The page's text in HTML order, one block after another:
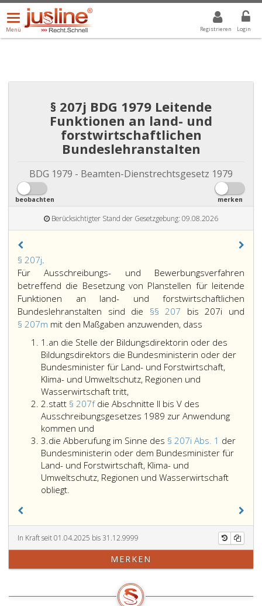
Registrieren Login
Menü
öffnen/schließen
Menü
ALLE DROPDOWN: GEWÄHLTER WERT IST ALLE
§ 207j BDG 1979 Leitende
Funktionen an land- und
forstwirtschaftlichen
Bundeslehranstalten
BDG 1979 - Beamten-Dienstrechtsgesetz 1979
beobachten merken
Berücksichtigter Stand der Gesetzgebung: 09.08.2026
§ 207j.
207
j,
Für Ausschreibungs- und Bewerbungsverfahren
betreffend die Besetzung von Planstellen für leitende
Funktionen an land- und forstwirtschaftlichen
Bundeslehranstalten sind die §§ 207 bis 207i und
§ 207m mit den Maßgaben anzuwenden, dass
und
betreffend
von
für
leitende
an
sind
Paragraphen
bis
1.Ziffer
eins
an die Stelle der Bildungsdirektorin oder des
Bildungsdirektors die Bundesministerin oder der
Bundesminister für Land- und Forstwirtschaft,
Klima- und Umweltschutz, Regionen und
Wasserwirtschaft tritt,
2.Ziffer
2
statt § 207f die Abschnitte II bis V des
Ausschreibungsgesetzes 1989 zur Anwendung
kommen und
Paragraph
207
f,
die
römisch
fünf
des
Ausschreibungsgesetzes 1989
Anwendung
kommen
3.Ziffer
3
die Abberufung im Sinne des § 207i Abs. 1 der
Bundesministerin oder dem Bundesminister für
Land- und Forstwirtschaft, Klima- und
Umweltschutz, Regionen und Wasserwirtschaft
obliegt.
Sinne
des
Paragraph
eins,
In Kraft seit 01.04.2025 bis 31.12.9999
MERKEN